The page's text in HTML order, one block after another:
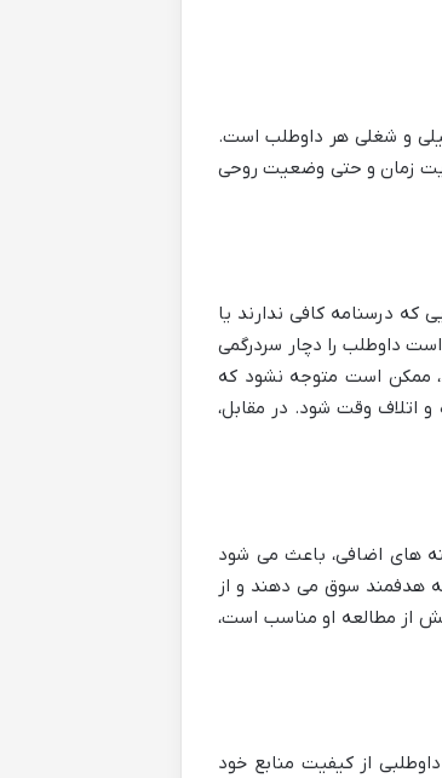
و شغلی هر داوطلب است.
زمان و حتی وضعیت روحی
درسنامه کافی ندارند یا
داوطلب را دچار سردرگمی
ممکن است متوجه نشود که
اتلاف وقت شود. در مقابل،
های اضافی، باعث می شود
هدفمند سوق می دهند و از
از مطالعه او مناسب است،
از کیفیت منابع خود